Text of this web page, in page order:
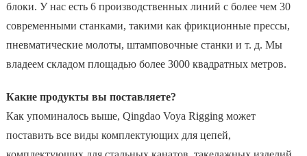
блоки. У нас есть 6 производственных линий с более чем 30
современными станками, такими как фрикционные прессы,
пневматические молоты, штамповочные станки и т. д. Мы
владеем складом площадью более 3000 квадратных метров.
Какие продукты вы поставляете?
Как упоминалось выше, Qingdao Voya Rigging может
поставить все виды комплектующих для цепей,